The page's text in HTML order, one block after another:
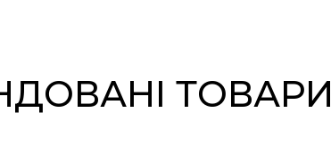
ТОВАРИ